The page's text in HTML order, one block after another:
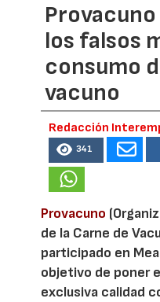
los falsos
consumo
vacuno
Redacción
341
Provacuno
de la Carne de
participado en
objetivo de poner
exclusiva calidad